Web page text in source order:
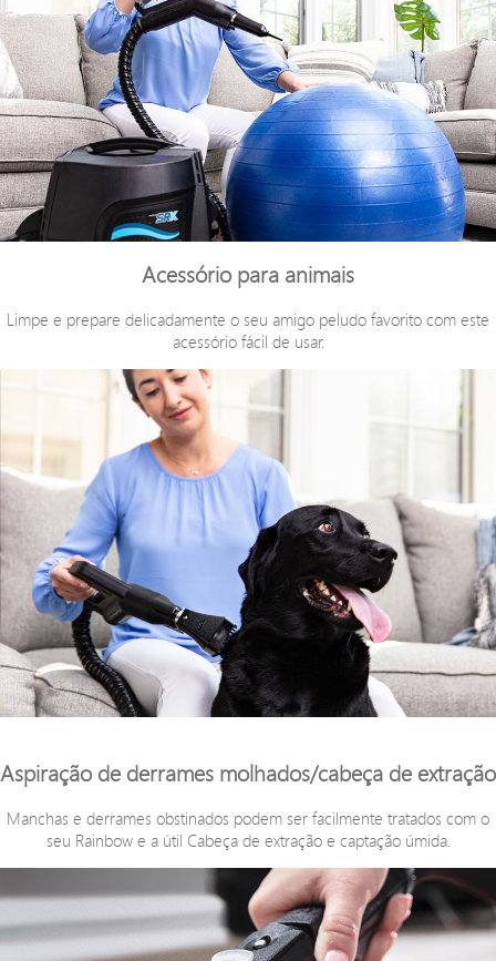
Acessório para animais
Limpe e prepare delicadamente o seu amigo peludo favorito com este
acessório fácil de usar.
Aspiração de derrames molhados/cabeça de extração
Manchas e derrames obstinados podem ser facilmente tratados com o
seu Rainbow e a útil Cabeça de extração e captação úmida.